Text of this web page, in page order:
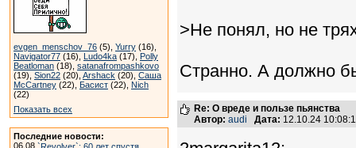
evgen_menschov_76 (5), Yurry (16),
Navigator77 (16), Ludo4ka (17), Polly
Beatloman (18), satanafrompashkovo
(19), Sion22 (20), Arshack (20), Саша
McCartney (22), Басист (22), Nich
(22)
Показать всех
Последние новости:
06.08
>Не понял, но не
Странно. А должно
Re: О вреде и пользе пьянства
Автор: audi Дата: 12.10.24